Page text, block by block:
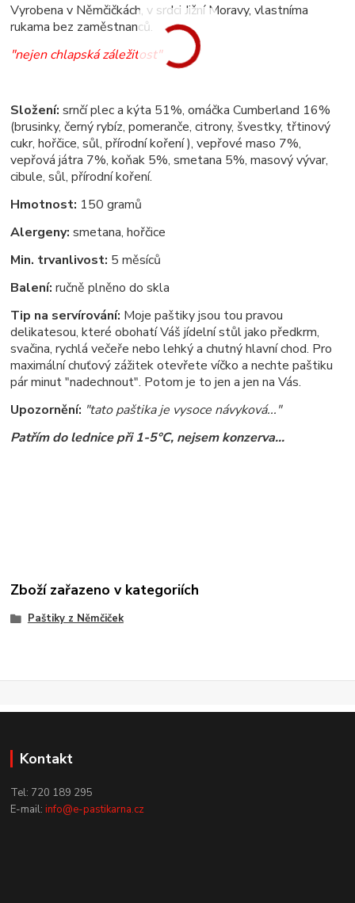
Vyrobena v Němčičkách, v srdci Jižní Moravy, vlastníma
rukama bez zaměstnanců.
"nejen chlapská záležitost"
Složení: srnčí plec a kýta 51%, omáčka Cumberland 16%
(brusinky, černý rybíz, pomeranče, citrony, švestky, třtinový
cukr, hořčice, sůl, přírodní koření ), vepřové maso 7%,
vepřová játra 7%, koňak 5%, smetana 5%, masový vývar,
cibule, sůl, přírodní koření.
Hmotnost: 150 gramů
Alergeny: smetana, hořčice
Min. trvanlivost: 5 měsíců
Balení:ručně plněno do skla
Tip na servírování: Moje paštiky jsou tou pravou
delikatesou, které obohatí Váš jídelní stůl jako předkrm,
svačina, rychlá večeře nebo lehký a chutný hlavní chod. Pro
maximální chuťový zážitek otevřete víčko a nechte paštiku
pár minut "nadechnout". Potom je to jen a jen na Vás.
Upozornění: "tato paštika je vysoce návyková..."
Patřím do lednice při 1-5°C, nejsem konzerva...
Zboží zařazeno v kategoriích
Paštiky z Němčiček
Kontakt
Tel: 720 189 295
E-mail:info@e-pastikarna.cz